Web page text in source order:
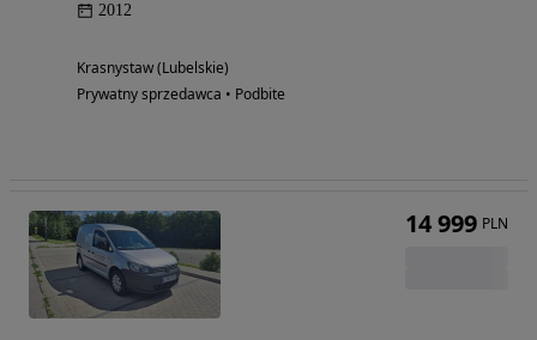
2012
Krasnystaw (Lubelskie)
Prywatny sprzedawca • Podbite
14 999 PLN